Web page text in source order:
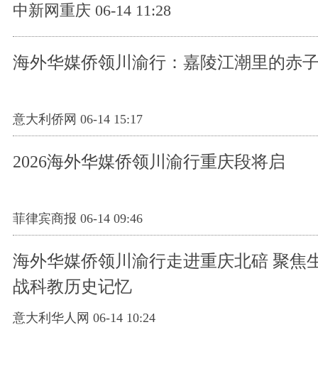
中新网重庆 06-14 11:28
海外华媒侨领川渝行：嘉陵江潮里的赤
意大利侨网 06-14 15:17
2026海外华媒侨领川渝行重庆段将启
菲律宾商报 06-14 09:46
海外华媒侨领川渝行走进重庆北碚 聚焦
战科教历史记忆
意大利华人网 06-14 10:24